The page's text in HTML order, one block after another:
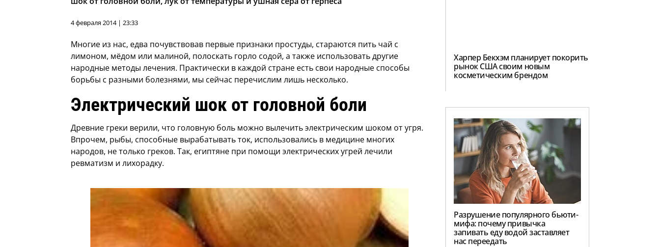
4 февраля 2014 | 23:33
Многие из нас, едва почувствовав первые признаки простуды, стараются пить чай с
лимоном, мёдом или малиной, полоскать горло содой, а также использовать другие
народные методы лечения. Практически в каждой стране есть свои народные способы
борьбы с разными болезнями, мы сейчас перечислим лишь несколько.
Электрический шок от головной боли
Древние греки верили, что головную боль можно вылечить электрическим шоком от угря.
Впрочем, рыбы, способные вырабатывать ток, использовались в медицине многих
народов, не только греков. Так, египтяне при помощи электрических угрей лечили
ревматизм и лихорадку.
Харпер Бекхэм планирует покорить
рынок США своим новым
косметическим брендом
Разрушение популярного бьюти-
мифа: почему привычка
запивать еду водой заставляет
нас переедать